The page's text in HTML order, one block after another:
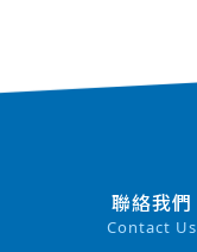
聯絡我們
Contact Us